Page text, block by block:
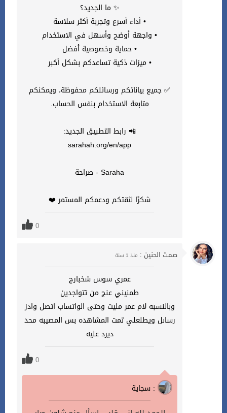
✨ ما الجديد؟
• أداء أسرع وتجربة أكثر سلاسة
• واجهة أوضح وأسهل في الاستخدام
• حماية وخصوصية أفضل
• ميزات ذكية تساعدكم بشكل أكبر
✅ جميع بياناتكم ورسائلكم محفوظة، ويمكنكم
متابعة الاستخدام بنفس الحساب.
📲 رابط التطبيق الجديد:
sarahah.org/en/app
Saraha - صراحة
شكرًا لثقتكم ودعمكم المستمر ❤️
0
صمت الحنين : منذ 1 سنة
عمري سوس شخبارج
طمنيني عنج من تتواجدين
وبالنسبه لام عمر مليت وحتى الواتساب اتصل وادز
رساىل ويطلعلي تمت المشاهده بس المصيبه محد
ديرد عليه
0
سجاية :